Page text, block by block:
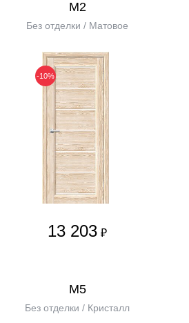
М2
Без отделки / Матовое
-10%
13 203 ₽
М5
Без отделки / Кристалл